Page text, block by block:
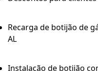
Recarga de botijão de
AL
Instalação de botijão